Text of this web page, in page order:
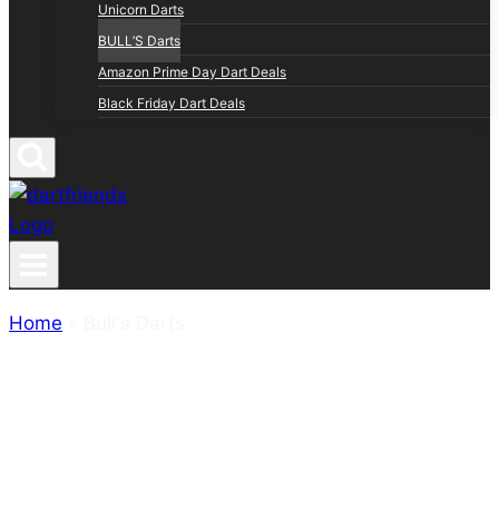
Unicorn Darts
BULL’S Darts
Amazon Prime Day Dart Deals
Black Friday Dart Deals
Home